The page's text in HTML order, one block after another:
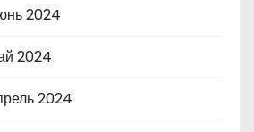
2024
2024
2024